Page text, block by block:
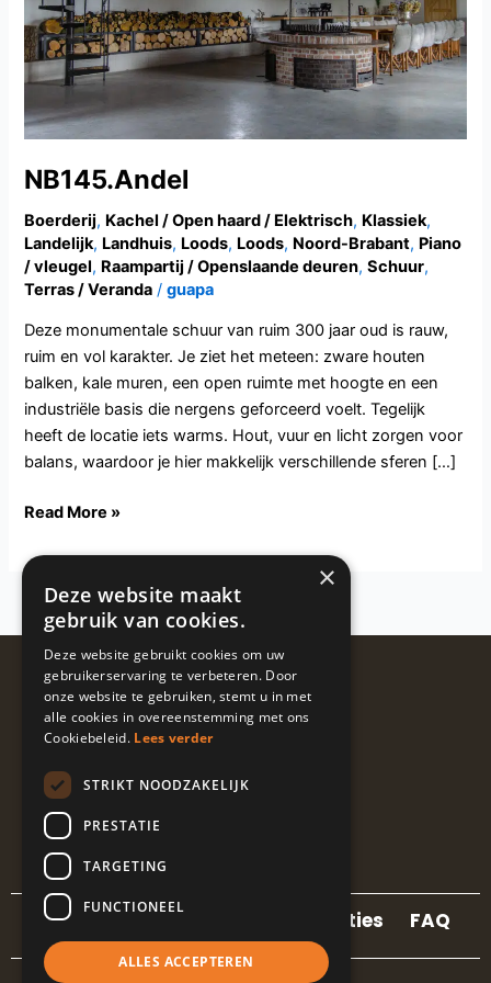
NB145.Andel
Boerderij, Kachel / Open haard / Elektrisch, Klassiek,
Landelijk, Landhuis, Loods, Loods, Noord-Brabant, Piano
/ vleugel, Raampartij / Openslaande deuren,Schuur,
Terras / Veranda /guapa
Deze monumentale schuur van ruim 300 jaar oud is rauw,
ruim en vol karakter. Je ziet het meteen: zware houten
balken, kale muren, een open ruimte met hoogte en een
industriële basis die nergens geforceerd voelt. Tegelijk
heeft de locatie iets warms. Hout, vuur en licht zorgen voor
balans, waardoor je hier makkelijk verschillende sferen […]
Read More »
Volg ons
@guapalocaties
I
n
s
t
a
g
r
a
m
L
i
n
e
i
-
E
n
v
l
p
Contact Locaties Referenties FAQ
×
Deze website maakt
gebruik van cookies.
Deze website gebruikt cookies om uw
gebruikerservaring te verbeteren. Door
onze website te gebruiken, stemt u in met
alle cookies in overeenstemming met ons
Cookiebeleid. Lees verder
STRIKT NOODZAKELIJK
PRESTATIE
TARGETING
FUNCTIONEEL
ALLES ACCEPTEREN